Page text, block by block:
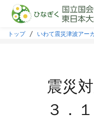
本文に飛ぶ
トップ いわて震災津波アー
震災
３．